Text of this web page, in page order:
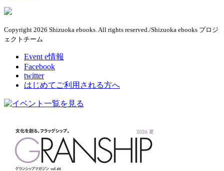
Copyright 2026 Shizuoka ebooks. All rights reserved./Shizuoka ebooks プロジ
ェクトチーム
Event e情報
Facebook
twitter
はじめてご利用される方へ